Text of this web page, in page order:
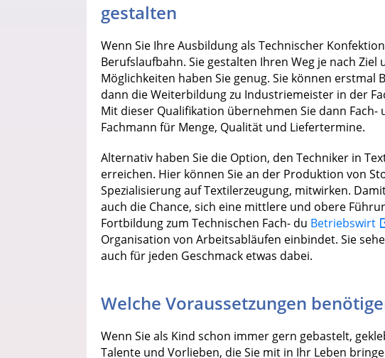
gestalten
Wenn Sie Ihre Ausbildung als Technischer
Berufslaufbahn. Sie gestalten Ihren Weg je nach Ziel
Möglichkeiten haben Sie genug. Sie können
dann die Weiterbildung zu Industriemeister in der
Mit dieser Qualifikation übernehmen Sie dann
Fachmann für Menge, Qualität und Liefertermine.
Alternativ haben Sie die Option, den Techniker in
erreichen. Hier können Sie an der Produktion von
Spezialisierung auf Textilerzeugung, mitwirken.
auch die Chance, sich eine mittlere und obere
Fortbildung zum Technischen Fach- du Betriebswirt
Organisation von Arbeitsabläufen einbindet. Sie
auch für jeden Geschmack etwas dabei.
Welche Voraussetzungen
Wenn Sie als Kind schon immer gern gebastelt,
Talente und Vorlieben, die Sie mit in Ihr Leben